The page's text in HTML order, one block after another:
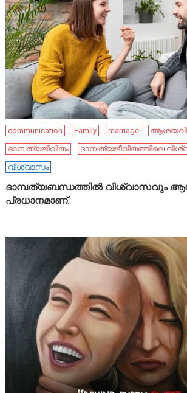
communication Family marriage
ദാമ്പത്യജീവിതം
ദാമ്പത്യജീവിതത്തിലെ
വിശ്വാസം
ദാമ്പത്യബന്ധത്തിൽ വിശ്വാസവും
പ്രധാനമാണ്.